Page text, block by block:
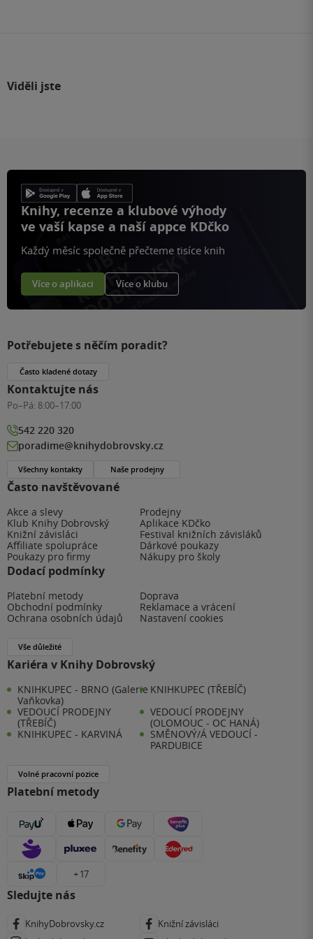
Viděli jste
Knihy, recenze a klubové výhody
ve vaší kapse a naší appce KDčko
Každý měsíc společně přečteme tisíce knih
Více o aplikaci Více o klubu
Často navštěvované
Akce a slevy
Prodejny
Klub Knihy Dobrovský
Aplikace KDčko
Knižní závisláci
Festival knižních závisláků
Affiliate spolupráce
Dárkové poukazy
Poukazy pro firmy
Nákupy pro školy
Dodací podmínky
Platební metody
Doprava
Obchodní podmínky
Reklamace a vrácení
Ochrana osobních údajů
Nastavení cookies
Vše důležité
Kariéra v Knihy Dobrovský
KNIHKUPEC - BRNO (Galerie
Vaňkovka)
KNIHKUPEC (TŘEBÍČ)
VEDOUCÍ PRODEJNY
(TŘEBÍČ)
VEDOUCÍ PRODEJNY
(OLOMOUC - OC HANÁ)
KNIHKUPEC - KARVINÁ
SMĚNOVÝ/Á VEDOUCÍ -
PARDUBICE
Volné pracovní pozice
Platební metody
+ 17
Sledujte nás
KnihyDobrovsky.cz
Knižní závisláci
Potřebujete s něčím poradit?
Často kladené dotazy
Kontaktujte nás
Po–Pá: 8:00–17:00
542 220 320
poradime@knihydobrovsky.cz
Všechny kontakty Naše prodejny